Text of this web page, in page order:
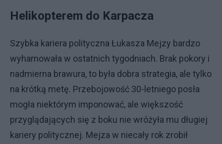
Helikopterem do Karpacza
Szybka kariera polityczna Łukasza Mejzy bardzo
wyhamowała w ostatnich tygodniach. Brak pokory i
nadmierna brawura, to była dobra strategia, ale tylko
na krótką metę. Przebojowość 30-letniego posła
mogła niektórym imponować, ale większość
przyglądających się z boku nie wróżyła mu długiej
kariery politycznej. Mejza w niecały rok zrobił